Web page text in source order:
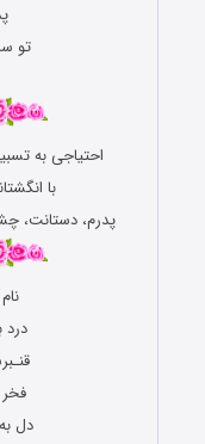
تو
احتیاجی به
با
پدرم، دستانت،
درد
دل